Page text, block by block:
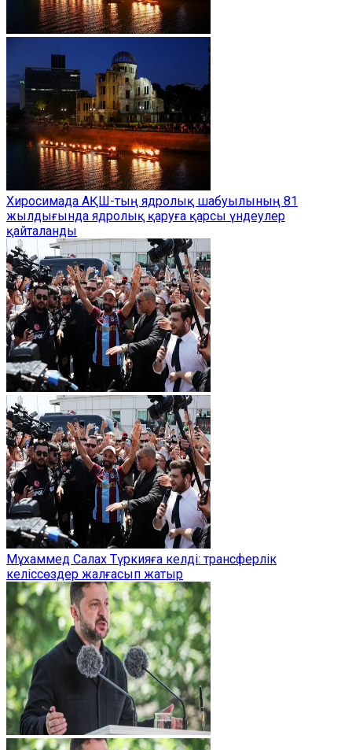
Хиросимада АҚШ-тың ядролық шабуылының 81
жылдығында ядролық қаруға қарсы үндеулер
қайталанды
Мұхаммед Салах Түркияға келді: трансферлік
келіссөздер жалғасып жатыр